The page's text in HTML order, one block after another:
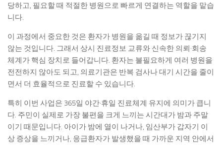
당하고, 필요할 때 적절한 병원으로 빠르게 연결하는 역할을 맡습
니다.
이 과정에서 중요한 것은 환자가 병원을 옮길 때 정보가 끊기지
않는 것입니다. 그래서 상시 진료정보 교류와 신속한 의뢰·회송
체계가 핵심 장치로 들어갑니다. 환자는 불필요하게 여러 병원을
전전하지 않아도 되고, 의료기관은 반복 검사나 대기 시간을 줄이
면서 더 효율적으로 진료할 수 있습니다.
특히 이번 사업은 365일 야간·휴일 진료체계 유지에 의미가 큽니
다. 주민이 실제로 가장 불편을 크게 느끼는 시간대가 밤과 주말
이기 때문입니다. 아이가 밤에 열이 나거나, 임산부가 갑자기 이
상 증상을 느끼거나, 응급환자가 발생했을 때 가까운 지역 안에서